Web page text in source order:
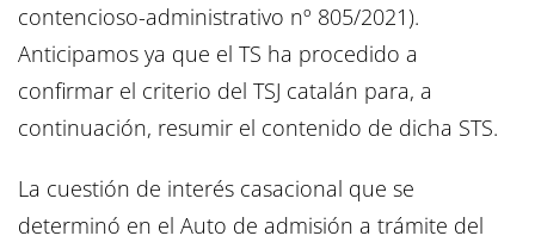
contencioso-administrativo nº 805/2021).
Anticipamos ya que el TS ha procedido a
confirmar el criterio del TSJ catalán para, a
continuación, resumir el contenido de dicha STS.
La cuestión de interés casacional que se
determinó en el Auto de admisión a trámite del